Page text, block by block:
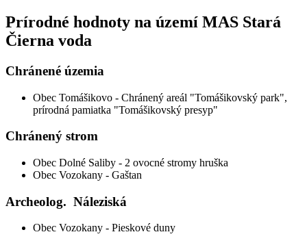
Prírodné hodnoty na území MAS Stará
Čierna voda
Chránené územia
Obec Tomášikovo - Chránený areál "Tomášikovský park",
prírodná pamiatka "Tomášikovský presyp"
Chránený strom
Obec Dolné Saliby - 2 ovocné stromy hruška
Obec Vozokany - Gaštan
Archeolog. Náleziská
Obec Vozokany - Pieskové duny